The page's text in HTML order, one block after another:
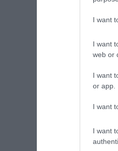
I want
I want
web or
I want
or app.
I want
I want